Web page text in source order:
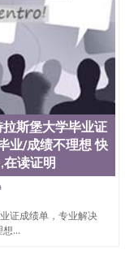
斯堡大学毕业证
业/成绩不理想 快
读证明
证成绩单，专业解决
想...